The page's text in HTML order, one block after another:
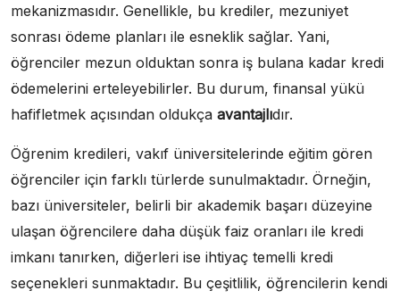
mekanizmasıdır. Genellikle, bu krediler, mezuniyet
sonrası ödeme planları ile esneklik sağlar. Yani,
öğrenciler mezun olduktan sonra iş bulana kadar kredi
ödemelerini erteleyebilirler. Bu durum, finansal yükü
hafifletmek açısından oldukça avantajlıdır.
Öğrenim kredileri, vakıf üniversitelerinde eğitim gören
öğrenciler için farklı türlerde sunulmaktadır. Örneğin,
bazı üniversiteler, belirli bir akademik başarı düzeyine
ulaşan öğrencilere daha düşük faiz oranları ile kredi
imkanı tanırken, diğerleri ise ihtiyaç temelli kredi
seçenekleri sunmaktadır. Bu çeşitlilik, öğrencilerin kendi